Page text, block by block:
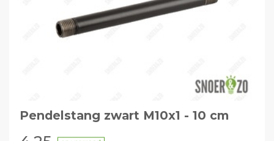
Pendelstang zwart M10x1 - 10 cm